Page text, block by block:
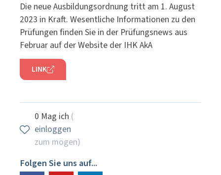
Die neue Ausbildungsordnung tritt am 1. August
2023 in Kraft. Wesentliche Informationen zu den
Prüfungen finden Sie in der Prüfungsnews aus
Februar auf der Website der IHK AkA
LINK
0 Mag ich (
einloggen
zum mögen)
Folgen Sie uns auf...